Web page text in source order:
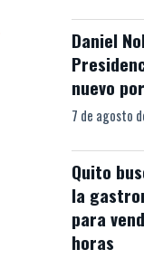
Daniel
nuevo
7 de agosto
Quito
la
para
horas